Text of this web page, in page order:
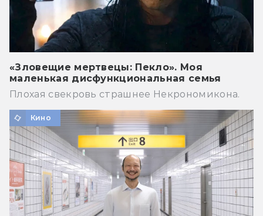
«Зловещие мертвецы: Пекло». Моя
маленькая дисфункциональная семья
Плохая свекровь страшнее Некрономикона.
Кино